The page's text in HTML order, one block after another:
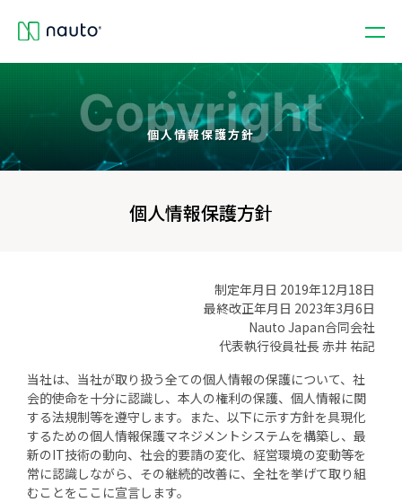
個人情報保護方針
個人情報保護方針
制定年月日 2019年12月18日
最終改正年月日 2023年3月6日
Nauto Japan合同会社
代表執行役員社長 赤井 祐記
当社は、当社が取り扱う全ての個人情報の保護について、社
会的使命を十分に認識し、本人の権利の保護、個人情報に関
する法規制等を遵守します。また、以下に示す方針を具現化
するための個人情報保護マネジメントシステムを構築し、最
新のIT技術の動向、社会的要請の変化、経営環境の変動等を
常に認識しながら、その継続的改善に、全社を挙げて取り組
むことをここに宣言します。